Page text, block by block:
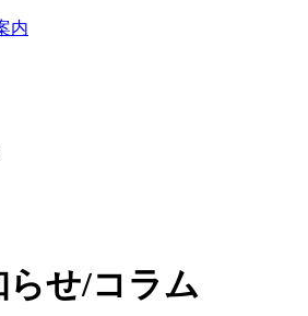
内
らせ/コラム